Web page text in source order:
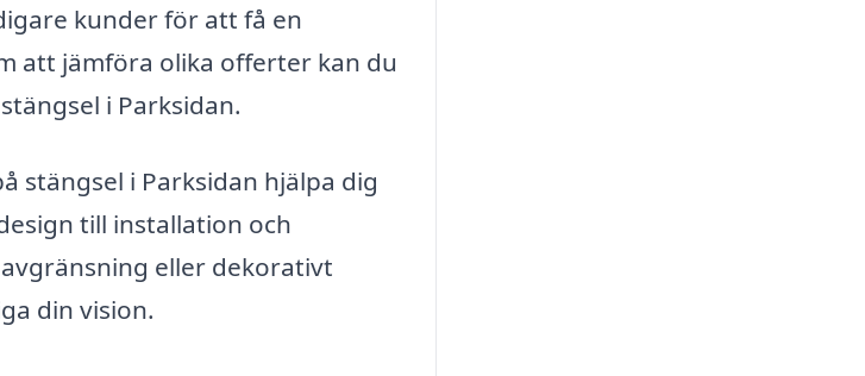
kunder för att få en
att jämföra olika offerter kan du
i Parksidan.
stängsel i Parksidan hjälpa dig
till installation och
eller dekorativt
din vision.